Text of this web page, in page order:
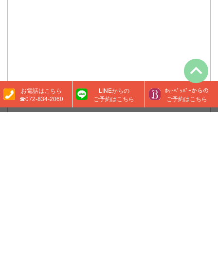
お電話はこちら
☎072-834-2060
LINEからの
ご予約はこちら
ﾎｯﾄﾍﾟｯﾊﾟｰからの
ご予約はこちら